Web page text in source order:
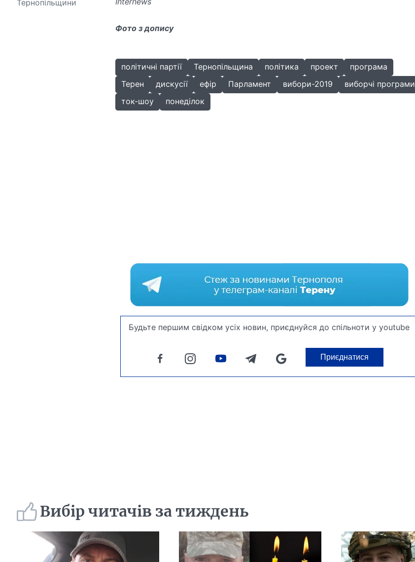
Тернопільщини
Фото з допису
політичні партії Тернопільщина політика проект
програма
Терен
дискусії ефір Парламент вибори-2019
виборчі програми
ток-шоу
понеділок
Будьте першим свідком усіх новин, приєднуйся до спільноти у youtube
Приєднатися
Вибір читачів за тиждень